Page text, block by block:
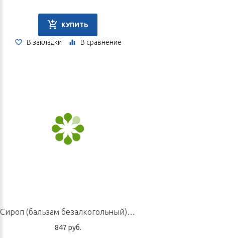
КУПИТЬ
В закладки В сравнение
Сироп (бальзам безалкогольный) «Егорий III», 220 мл
847 руб.